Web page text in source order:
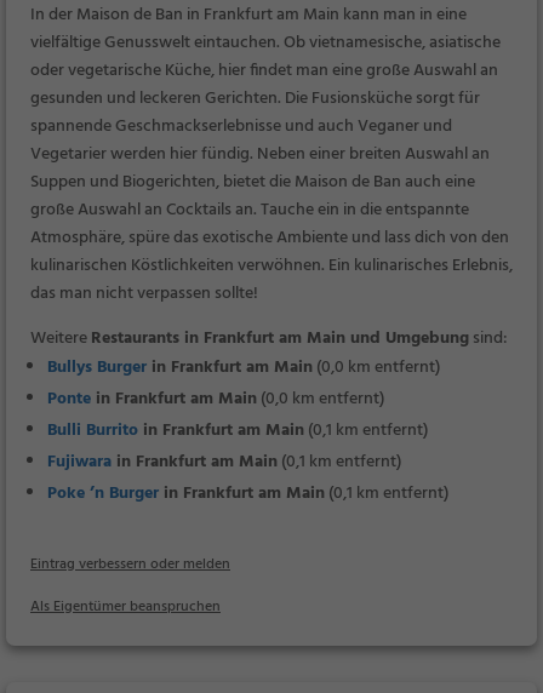
In der Maison de Ban in Frankfurt am Main kann man in eine
vielfältige Genusswelt eintauchen. Ob vietnamesische, asiatische
oder vegetarische Küche, hier findet man eine große Auswahl an
gesunden und leckeren Gerichten. Die Fusionsküche sorgt für
spannende Geschmackserlebnisse und auch Veganer und
Vegetarier werden hier fündig. Neben einer breiten Auswahl an
Suppen und Biogerichten, bietet die Maison de Ban auch eine
große Auswahl an Cocktails an. Tauche ein in die entspannte
Atmosphäre, spüre das exotische Ambiente und lass dich von den
kulinarischen Köstlichkeiten verwöhnen. Ein kulinarisches Erlebnis,
das man nicht verpassen sollte!
WeitereRestaurants in Frankfurt am Main und Umgebungsind:
Bullys Burger in Frankfurt am Main (0,0 km entfernt)
Ponte in Frankfurt am Main (0,0 km entfernt)
Bulli Burrito in Frankfurt am Main (0,1 km entfernt)
Fujiwara in Frankfurt am Main (0,1 km entfernt)
Poke ’n Burger in Frankfurt am Main (0,1 km entfernt)
Eintrag verbessern oder melden
Als Eigentümer beanspruchen